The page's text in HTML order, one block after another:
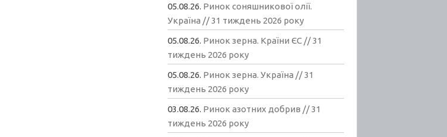
05.08.26. Ринок соняшникової олії.
Україна // 31 тиждень 2026 року
05.08.26. Ринок зерна. Країни ЄС // 31
тиждень 2026 року
05.08.26. Ринок зерна. Україна // 31
тиждень 2026 року
03.08.26. Ринок азотних добрив // 31
тиждень 2026 року